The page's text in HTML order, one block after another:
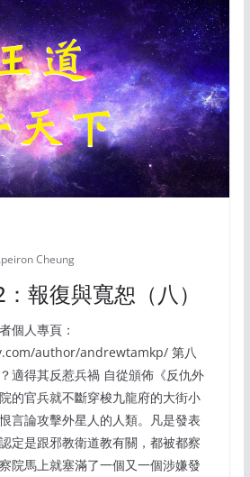
Cheung
報復與寬恕（八）
個人專頁：
author/andrewtamkp/ 第八
適得其反惹兵禍 自從頒佈《反仇外
的官兵就不斷穿梭九龍府的大街小
言論攻擊外星人的人類。凡是發表
定是跟邪教衛道教有關，都被都察
院馬上就塞滿了一個又一個涉嫌發